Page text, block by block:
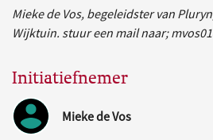
Mieke de Vos, begeleidster van
Wijktuin. stuur een mail naar;
Initiatiefnemer
Mieke de Vos